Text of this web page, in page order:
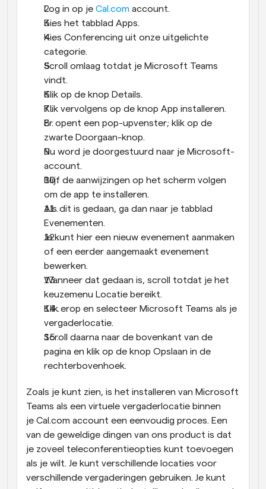
Log in op je Cal.com account.
Kies het tabblad Apps.
Kies Conferencing uit onze uitgelichte
categorie.
Scroll omlaag totdat je Microsoft Teams
vindt.
Klik op de knop Details.
Klik vervolgens op de knop App installeren.
Er opent een pop-upvenster; klik op de
zwarte Doorgaan-knop.
Nu word je doorgestuurd naar je Microsoft-
account.
Blijf de aanwijzingen op het scherm volgen
om de app te installeren.
Als dit is gedaan, ga dan naar je tabblad
Evenementen.
Je kunt hier een nieuw evenement aanmaken
of een eerder aangemaakt evenement
bewerken.
Wanneer dat gedaan is, scroll totdat je het
keuzemenu Locatie bereikt.
Klik erop en selecteer Microsoft Teams als je
vergaderlocatie.
Scroll daarna naar de bovenkant van de
pagina en klik op de knop Opslaan in de
rechterbovenhoek.
Zoals je kunt zien, is het installeren van Microsoft
Teams als een virtuele vergaderlocatie binnen
je Cal.com account een eenvoudig proces. Een
van de geweldige dingen van ons product is dat
je zoveel teleconferentieopties kunt toevoegen
als je wilt. Je kunt verschillende locaties voor
verschillende vergaderingen gebruiken. Je kunt